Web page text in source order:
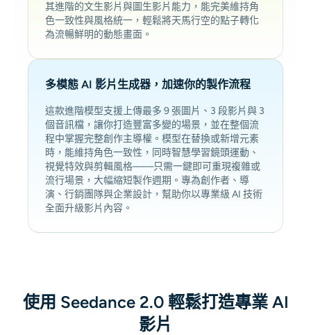
其進階的文生影片與圖生影片能力，能完美維持角
色一致性與風格統一，輕鬆將天馬行空的點子轉化
為流暢鮮明的動態畫面。
多模態 AI 影片生成器，加速你的製作流程
這款進階模型支援上傳最多 9 張圖片、3 段影片與 3
個音訊檔，讓你打造豐富多變的場景，並在整個流
程中掌握完整創作主導權。模型在替換或新增元素
時，能維持角色一致性，同時智慧學習鏡頭運動、
視覺特效與剪輯風格——只需一鍵即可重現複雜或
流行場景，大幅縮短製作週期。專為創作者、導
演、行銷團隊與企業設計，幫助你以專業級 AI 技術
全面升級影片內容。
使用 Seedance 2.0 輕鬆打造專業 AI
影片